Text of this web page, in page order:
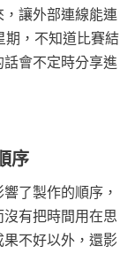
讓外部連線能連
期，不知道比賽結
會不定時分享進
序
了製作的順序，
有把時間用在思
不好以外，還影